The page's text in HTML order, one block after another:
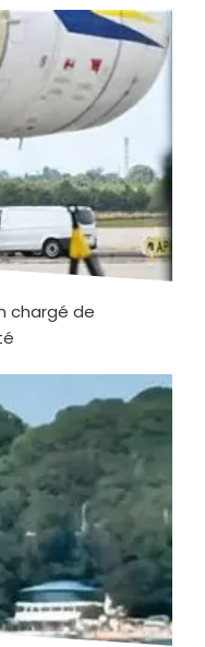
chargé de